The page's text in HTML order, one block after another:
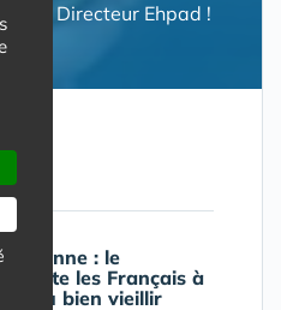
du Directeur Ehpad !
: le
invite les Français à
du bien vieillir